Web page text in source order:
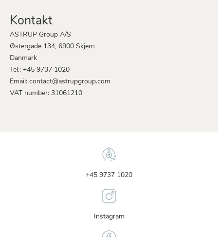
Kontakt
ASTRUP Group A/S
Østergade 134, 6900 Skjern
Danmark
Tel.: +45 9737 1020
Email: contact@astrupgroup.com
VAT number: 31061210
+45 9737 1020
Instagram